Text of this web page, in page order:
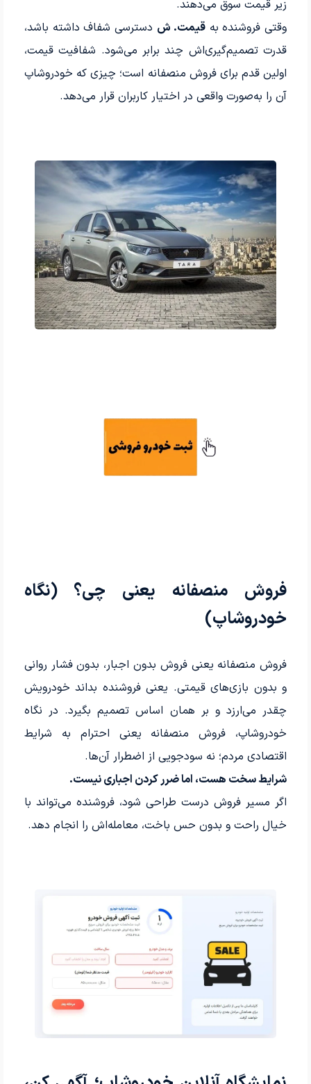
زیر قیمت سوق می‌دهند.
وقتی فروشنده بهقیمت. ش دسترسی شفاف داشته باشد،
قدرت تصمیم‌گیری‌اش چند برابر می‌شود. شفافیت قیمت،
اولین قدم برای فروش منصفانه است؛ چیزی که خودروشاپ
آن را به‌صورت واقعی در اختیار کاربران قرار می‌دهد.
فروش منصفانه یعنی چی؟ (نگاه
خودروشاپ)
فروش منصفانه یعنی فروش بدون اجبار، بدون فشار روانی
و بدون بازی‌های قیمتی. یعنی فروشنده بداند خودرویش
چقدر می‌ارزد و بر همان اساس تصمیم بگیرد. در نگاه
خودروشاپ، فروش منصفانه یعنی احترام به شرایط
اقتصادی مردم؛ نه سودجویی از اضطرار آن‌ها.
شرایط سخت هست، اما ضرر کردن اجباری نیست.
اگر مسیر فروش درست طراحی شود، فروشنده می‌تواند با
خیال راحت و بدون حس باخت، معامله‌اش را انجام دهد.